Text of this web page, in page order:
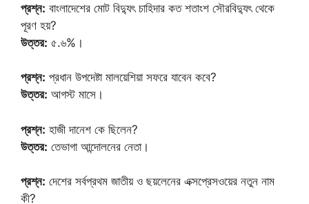
প্রশ্ন: বাংলাদেশের মোট বিদ্যুৎ চাহিদার কত শতাংশ সৌরবিদ্যুৎ থেকে
পূরণ হয়?
উত্তর: ৫.৬%।
প্রশ্ন: প্রধান উপদেষ্টা মালয়েশিয়া সফরে যাবেন কবে?
উত্তর: আগস্ট মাসে।
প্রশ্ন: হাজী দানেশ কে ছিলেন?
উত্তর: তেভাগা আন্দোলনের নেতা।
প্রশ্ন: দেশের সর্বপ্রথম জাতীয় ও ছয়লেনের এক্সপ্রেসওয়ের নতুন নাম
কী?